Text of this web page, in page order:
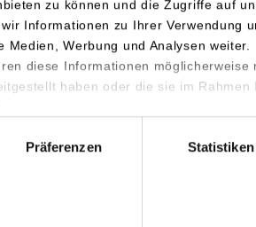
zu können und die Zugriffe auf
Informationen zu Ihrer Verwendung
Medien, Werbung und Analysen weiter.
diese Informationen möglicherweise
haben oder die sie im Rahmen
Präferenzen Statistiken
und
Steuern